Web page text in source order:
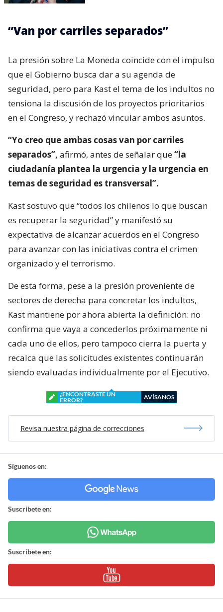
“Van por carriles separados”
La presión sobre La Moneda coincide con el impulso
que el Gobierno busca dar a su agenda de
seguridad, pero para Kast el tema de los indultos no
tensiona la discusión de los proyectos prioritarios
en el Congreso, y rechazó vincular ambos asuntos.
“Yo creo que ambas cosas van por carriles
separados”, afirmó, antes de señalar que“la
ciudadanía plantea la urgencia y la urgencia en
temas de seguridad es transversal”.
Kast sostuvo que “todos los chilenos lo que buscan
es recuperar la seguridad” y manifestó su
expectativa de alcanzar acuerdos en el Congreso
para avanzar con las iniciativas contra el crimen
organizado y el terrorismo.
De esta forma, pese a la presión proveniente de
sectores de derecha para concretar los indultos,
Kast mantiene por ahora abierta la definición: no
confirma que vaya a concederlos próximamente ni
cada uno de ellos, pero tampoco cierra la puerta y
recalca que las solicitudes existentes continuarán
siendo evaluadas individualmente por el Ejecutivo.
¿ENCONTRASTE UN
ERROR?
AVÍSANOS
Revisa nuestra página de correcciones
Síguenos en:
Suscríbete en:
Suscríbete en: